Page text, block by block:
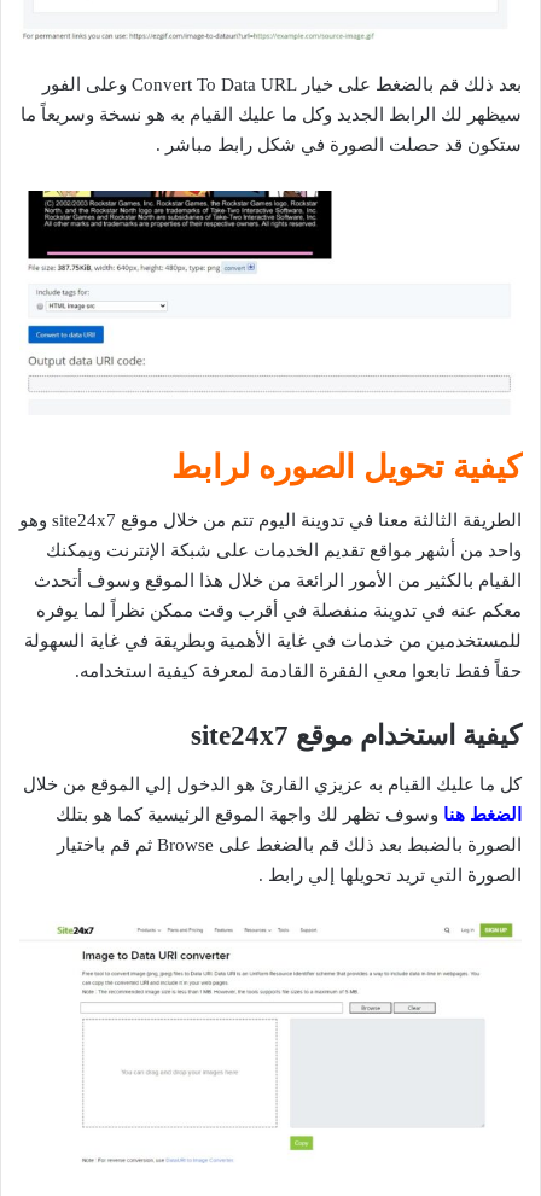
بعد ذلك قم بالضغط على خيار Convert To Data URL وعلى الفور
سيظهر لك الرابط الجديد وكل ما عليك القيام به هو نسخة وسريعاً ما
ستكون قد حصلت الصورة في شكل رابط مباشر .
كيفية تحويل الصوره لرابط
الطريقة الثالثة معنا في تدوينة اليوم تتم من خلال موقع site24x7 وهو
واحد من أشهر مواقع تقديم الخدمات على شبكة الإنترنت ويمكنك
القيام بالكثير من الأمور الرائعة من خلال هذا الموقع وسوف أتحدث
معكم عنه في تدوينة منفصلة في أقرب وقت ممكن نظراً لما يوفره
للمستخدمين من خدمات في غاية الأهمية وبطريقة في غاية السهولة
حقاً فقط تابعوا معي الفقرة القادمة لمعرفة كيفية استخدامه.
كيفية استخدام موقع site24x7
كل ما عليك القيام به عزيزي القارئ هو الدخول إلي الموقع من خلال
الضغط هنا وسوف تظهر لك واجهة الموقع الرئيسية كما هو بتلك
الصورة بالضبط بعد ذلك قم بالضغط على Browse ثم قم باختيار
الصورة التي تريد تحويلها إلي رابط .